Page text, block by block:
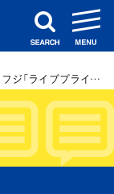
search
【メディア出演】1月15日（金）、逢坂衆院議員がＢＳフジ「ライブプライムニュース」 に生出演